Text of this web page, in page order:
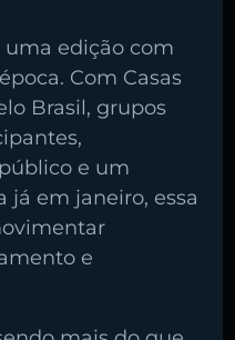
uma edição com
Com Casas
Brasil, grupos
e um
já em janeiro, essa
e